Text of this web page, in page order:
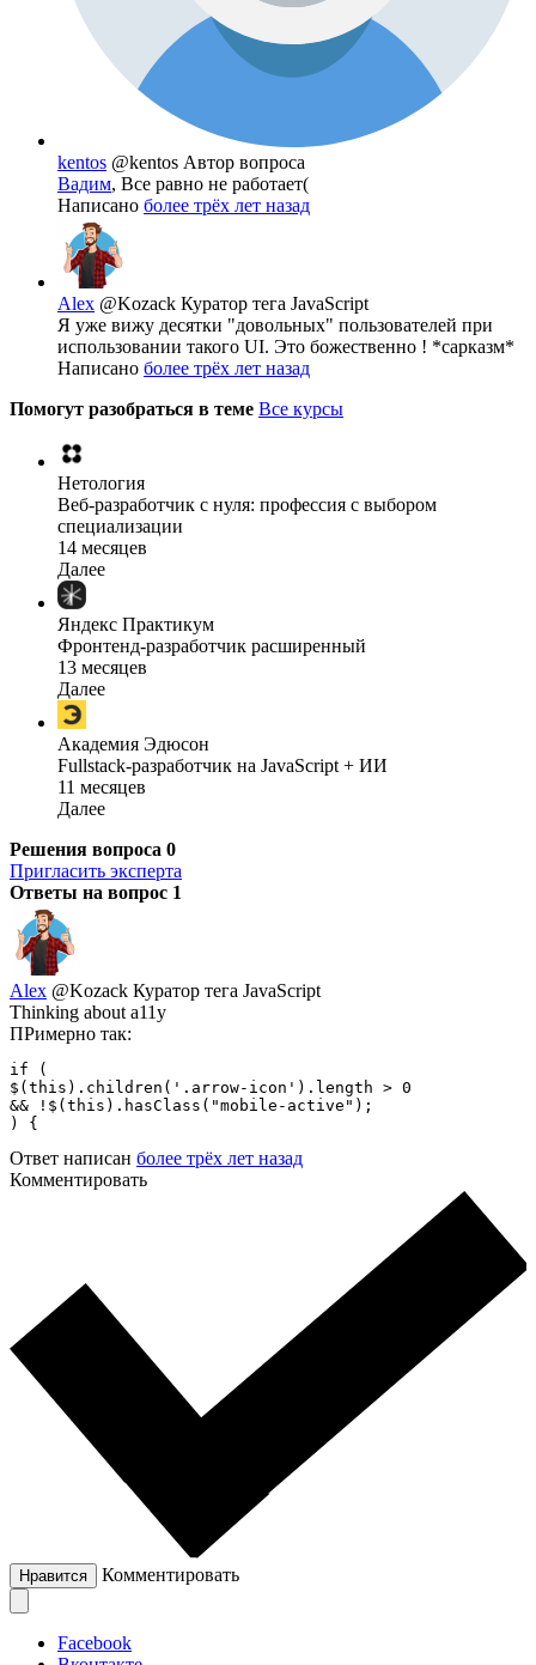
kentos @kentos Автор вопроса
Вадим, Все равно не работает(
Написано более трёх лет назад
Alex @Kozack Куратор тега JavaScript
Я уже вижу десятки "довольных" пользователей при
использовании такого UI. Это божественно ! *сарказм*
Написано более трёх лет назад
Помогут разобраться в теме Все курсы
Нетология
Веб-разработчик с нуля: профессия с выбором
специализации
14 месяцев
Далее
Яндекс Практикум
Фронтенд-разработчик расширенный
13 месяцев
Далее
Академия Эдюсон
Fullstack-разработчик на JavaScript + ИИ
11 месяцев
Далее
Решения вопроса 0
Пригласить эксперта
Ответы на вопрос 1
Alex @Kozack Куратор тега JavaScript
Thinking about a11y
ПРимерно так:
if (
$(this).children('.arrow-icon').length > 0
&& !$(this).hasClass("mobile-active");
) {
Ответ написан более трёх лет назад
Комментировать
Нравится Комментировать
Facebook